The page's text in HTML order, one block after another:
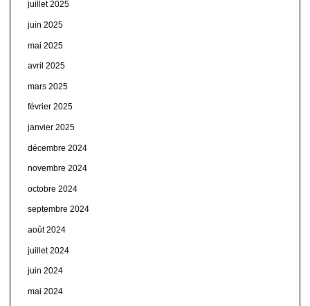
juillet 2025
juin 2025
mai 2025
avril 2025
mars 2025
février 2025
janvier 2025
décembre 2024
novembre 2024
octobre 2024
septembre 2024
août 2024
juillet 2024
juin 2024
mai 2024